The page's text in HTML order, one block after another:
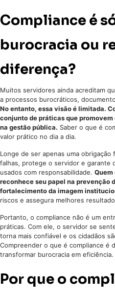
Compliance é
burocracia ou
diferença?
Muitos servidores ainda acreditam
a processos burocráticos,
No entanto, essa visão é limitada.
conjunto de práticas que
na gestão pública. Saber o que é
valor prático no dia a dia.
Longe de ser apenas uma obrigação
falhas, protege o servidor e garante
usados com responsabilidade.
reconhece seu papel na prevenção
fortalecimento da imagem
riscos e assegura melhores
Portanto, o compliance não é um
práticas. Com ele, o servidor se
torna mais confiável e os cidadãos
Compreender o que é compliance é
transformar burocracia em eficiência.
Por que o